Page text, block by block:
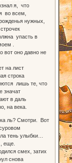
я, что
во всем,
нужных,
упасть в
.
вот оно давно не
на лист
строка
лишь те, что
значат
в даль
на века.
ль? Смотри. Вот
тень улыбки…
еще.
смех, затих
снова